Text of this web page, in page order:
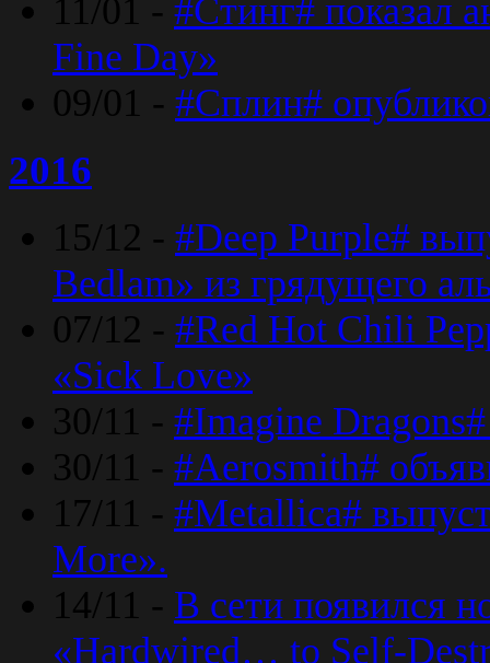
11/01 - #Стинг# показал
Fine Day»
09/01 - #Сплин#
2016
15/12 - #Deep Purple#
Bedlam» из грядущего
07/12 - #Red Hot Chili
«Sick Love»
30/11 - #Imagine
30/11 - #Aerosmith#
17/11 - #Metallica#
More».
14/11 - В сети появился
«Hardwired… to Self-